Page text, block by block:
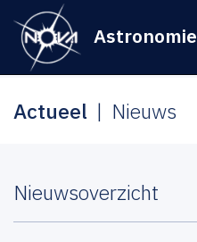
Astronomie
Actueel Nieuws
Nieuwsoverzicht